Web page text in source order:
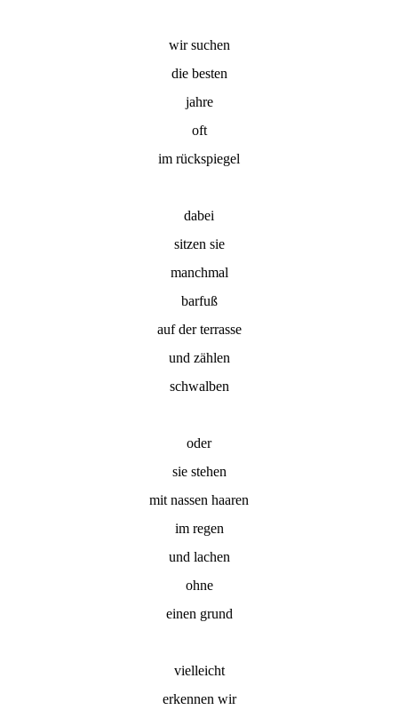
wir suchen
die besten
jahre
oft
im rückspiegel
dabei
sitzen sie
manchmal
barfuß
auf der terrasse
und zählen
schwalben
oder
sie stehen
mit nassen haaren
im regen
und lachen
ohne
einen grund
vielleicht
erkennen wir